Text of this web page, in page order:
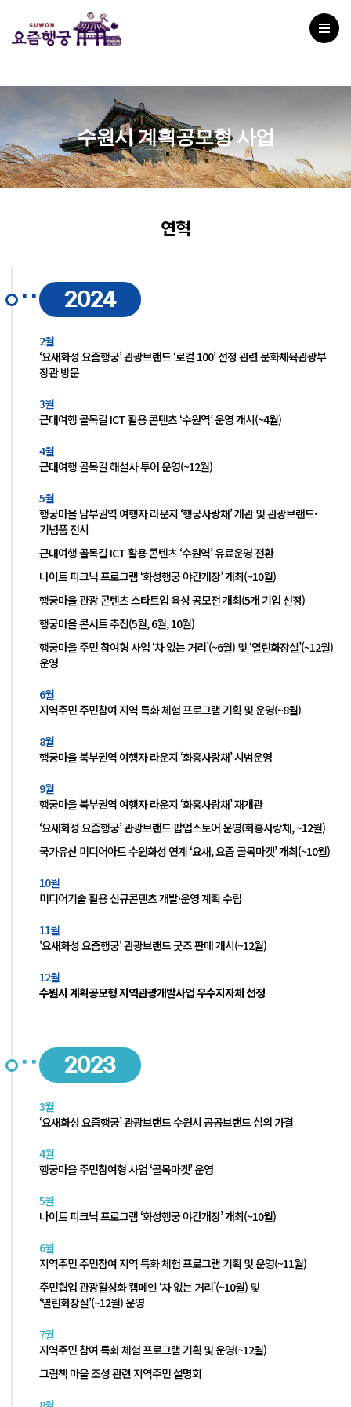
수원시 계획공모형 사업
연혁
2024
2월
‘요새화성 요즘행궁’ 관광브랜드 ‘로컬 100’ 선정 관련 문화체육관광부
장관 방문
3월
근대여행 골목길 ICT 활용 콘텐츠 ‘수원역’ 운영 개시(~4월)
4월
근대여행 골목길 해설사 투어 운영(~12월)
5월
행궁마을 남부권역 여행자 라운지 ‘행궁사랑채’ 개관 및 관광브랜드·
기념품 전시
근대여행 골목길 ICT 활용 콘텐츠 ‘수원역’ 유료운영 전환
나이트 피크닉 프로그램 ‘화성행궁 야간개장’ 개최(~10월)
행궁마을 관광 콘텐츠 스타트업 육성 공모전 개최(5개 기업 선정)
행궁마을 콘서트 추진(5월, 6월, 10월)
행궁마을 주민 참여형 사업 ‘차 없는 거리’(~6월) 및 ‘열린화장실’(~12월)
운영
6월
지역주민 주민참여 지역 특화 체험 프로그램 기획 및 운영(~8월)
8월
행궁마을 북부권역 여행자 라운지 ‘화홍사랑채’ 시범운영
9월
행궁마을 북부권역 여행자 라운지 ‘화홍사랑채’ 재개관
‘요새화성 요즘행궁’ 관광브랜드 팝업스토어 운영(화홍사랑채, ~12월)
국가유산 미디어아트 수원화성 연계 ‘요새, 요즘 골목마켓’ 개최(~10월)
10월
미디어기술 활용 신규콘텐츠 개발·운영 계획 수립
11월
'요새화성 요즘행궁' 관광브랜드 굿즈 판매 개시(~12월)
12월
수원시 계획공모형 지역관광개발사업 우수지자체 선정
2023
3월
‘요새화성 요즘행궁’ 관광브랜드 수원시 공공브랜드 심의 가결
4월
행궁마을 주민참여형 사업 ‘골목마켓’ 운영
5월
나이트 피크닉 프로그램 ‘화성행궁 야간개장’ 개최(~10월)
6월
지역주민 주민참여 지역 특화 체험 프로그램 기획 및 운영(~11월)
주민협업 관광활성화 캠페인 ‘차 없는 거리’(~10월) 및
‘열린화장실’(~12월) 운영
7월
지역주민 참여 특화 체험 프로그램 기획 및 운영(~12월)
그림책 마을 조성 관련 지역주민 설명회